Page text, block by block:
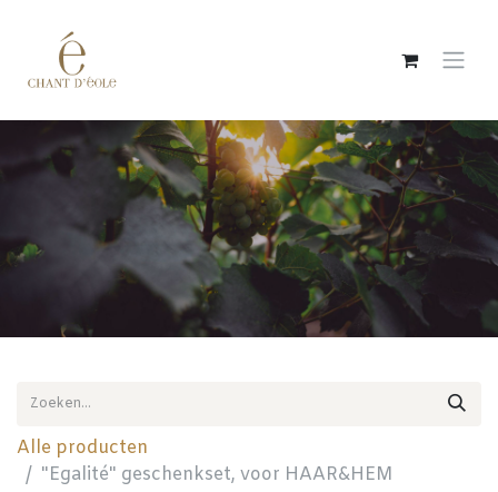
Alle producten
"Egalité" geschenkset, voor HAAR&HEM